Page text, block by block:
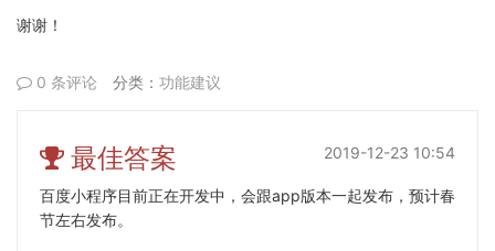
谢谢！
0 条评论 分类： 功能建议
最佳答案 2019-12-23 10:54
百度小程序目前正在开发中，会跟app版本一起发布，预计春
节左右发布。